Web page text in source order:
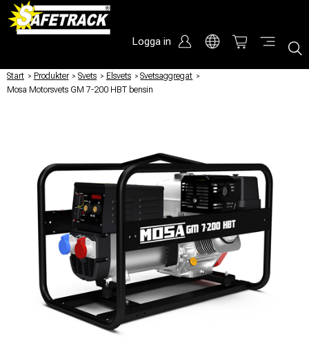
Logga in
Start / Produkter / Svets / Elsvets / Svetsaggregat /
Mosa Motorsvets GM 7-200 HBT bensin